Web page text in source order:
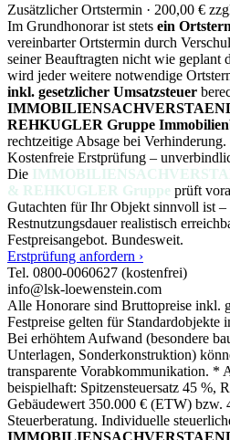
Zusätzlicher Ortstermin · 200,00 €
Im Grundhonorar ist stets ein
vereinbarter Ortstermin durch
seiner Beauftragten nicht wie geplant
wird jeder weitere notwendige
inkl. gesetzlicher Umsatzsteuer
REHKUGLER Gruppe
rechtzeitige Absage bei Verhinderung.
Kostenfreie Erstprüfung –
Die
& REHKUGLER Gruppe prüft
Gutachten für Ihr Objekt sinnvoll ist –
Restnutzungsdauer realistisch
Festpreisangebot. Bundesweit.
Erstprüfung anfordern ›
Tel. 0800-0060627 (kostenfrei)
info@lsk-loewenstein.com
Alle Honorare sind Bruttopreise inkl.
Festpreise gelten für Standardobjekte
Bei erhöhtem Aufwand (besondere
Unterlagen, Sonderkonstruktion)
transparente Vorabkommunikation. *
beispielhaft: Spitzensteuersatz 45 %,
Gebäudewert 350.000 € (ETW) bzw.
Steuerberatung. Individuelle